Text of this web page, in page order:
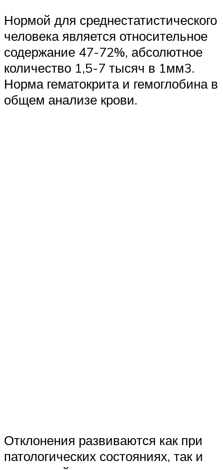
Нормой для среднестатистического
человека является относительное
содержание 47-72%, абсолютное
количество 1,5-7 тысяч в 1мм3.
Норма гематокрита и гемоглобина в
общем анализе крови.
Отклонения развиваются как при
патологических состояниях, так и